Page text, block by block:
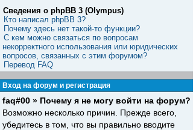
Сведения о phpBB 3 (Olympus)
Кто написал phpBB 3?
Почему здесь нет такой-то функции?
С кем можно связаться по вопросам
некорректного использования или юридических
вопросов, связанных с этим форумом?
Перевод FAQ
Вход на форум и регистрация
faq#00 » Почему я не могу войти на форум?
Возможно несколько причин. Прежде всего,
убедитесь в том, что вы правильно вводите